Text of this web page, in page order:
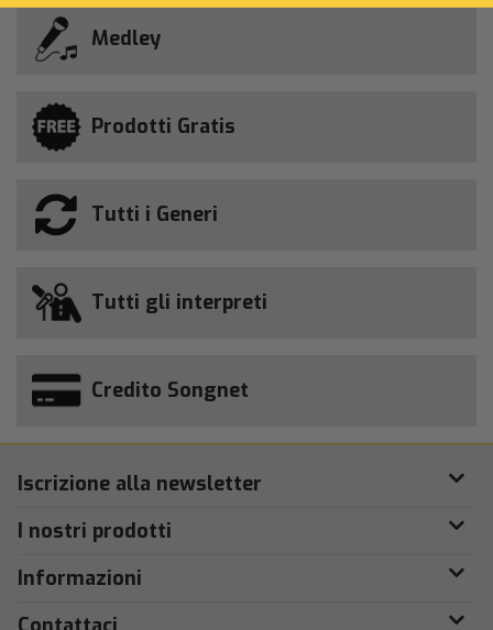
Medley
Prodotti Gratis
Tutti i Generi
Tutti gli interpreti
Credito Songnet
Iscrizione alla newsletter
I nostri prodotti
Informazioni